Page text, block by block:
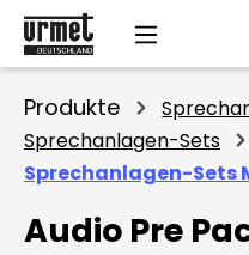
Zum Hauptinhalt
Produkte
Sprechanlagen-Sets
Sprechanlagen-Sets
Audio Pre